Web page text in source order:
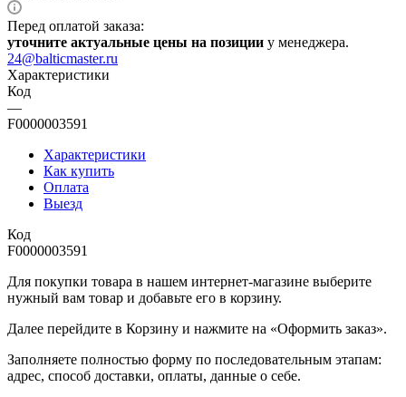
Перед оплатой заказа:
уточните актуальные цены на позиции у менеджера.
24@balticmaster.ru
Характеристики
Код
—
F0000003591
Характеристики
Как купить
Оплата
Выезд
Код
F0000003591
Для покупки товара в нашем интернет-магазине выберите
нужный вам товар и добавьте его в корзину.
Далее перейдите в Корзину и нажмите на «Оформить заказ».
​​​​​​​Заполняете полностью форму по последовательным этапам:
адрес, способ доставки, оплаты, данные о себе.